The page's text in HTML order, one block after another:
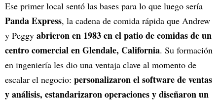
Ese primer local sentó las bases para lo que luego sería
Panda Express, la cadena de comida rápida que Andrew
y Peggy abrieron en 1983 en el patio de comidas de un
centro comercial en Glendale, California. Su formación
en ingeniería les dio una ventaja clave al momento de
escalar el negocio: personalizaron el software de ventas
y análisis, estandarizaron operaciones y diseñaron un